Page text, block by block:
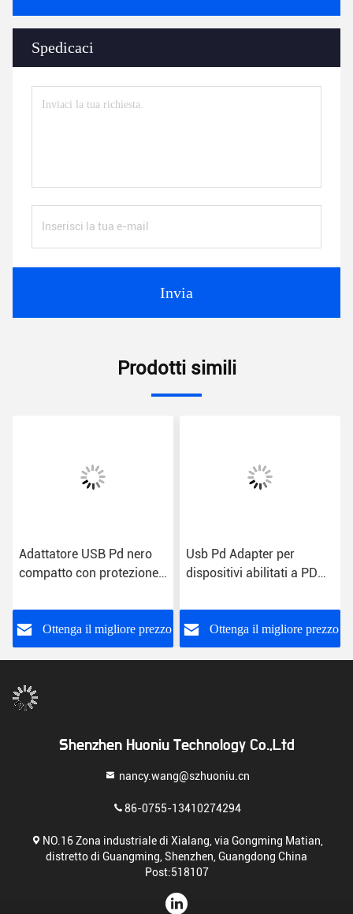
Spedicaci
Invia
Prodotti simili
Adattatore USB Pd nero
compatto con protezione
Ottenga il migliore prezzo
Usb Pd Adapter per
dispositivi abilitati a PD
Adapter di sicurezza
certificato
Ottenga il migliore prezzo
Shenzhen Huoniu Technology Co.,Ltd
nancy.wang@szhuoniu.cn
86-0755-13410274294
NO.16 Zona industriale di Xialang, via Gongming Matian,
distretto di Guangming, Shenzhen, Guangdong China
Post:518107